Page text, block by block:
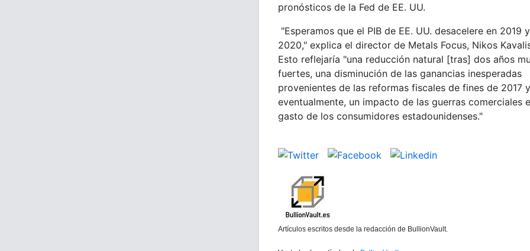
pronósticos de la Fed de EE. UU.
"Esperamos que el PIB de EE. UU. desacelere en 2019 y
2020," explica el director de Metals Focus, Nikos
Esto reflejaría "una reducción natural [tras] dos años
fuertes, una disminución de las ganancias inesperadas
provenientes de las reformas fiscales de fines de 2017
eventualmente, un impacto de las guerras comerciales
gasto de los consumidores estadounidenses."
Artículos escritos desde la redacción de BullionVault.